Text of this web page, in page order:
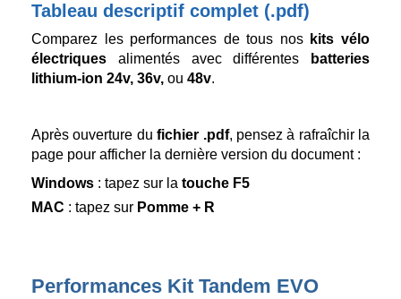
Tableau descriptif complet (.pdf)
Comparez les performances de tous noskits vélo
électriques alimentés avec différentes
batteries
lithium-ion 24v, 36v, ou 48v.
Après ouverture du fichier .pdf, pensez à rafraîchir la
page pour afficher la dernière version du document :
Windows : tapez sur la touche F5
MAC : tapez sur Pomme + R
Performances Kit Tandem EVO